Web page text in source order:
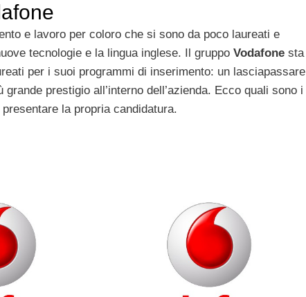
e lavoro per coloro che si sono da poco laureati e
tecnologie e la lingua inglese. Il gruppo Vodafone sta
per i suoi programmi di inserimento: un lasciapassare
prestigio all’interno dell’azienda. Ecco quali sono i
la propria candidatura.